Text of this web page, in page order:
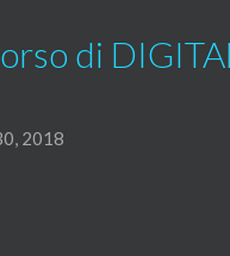
di
2018